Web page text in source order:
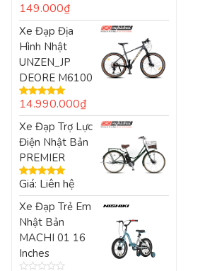
Được
xếp
hạng
5
sao
149.000₫
Xe Đạp Địa
Hình Nhật
UNZEN_JP
DEORE M6100
Được xếp
hạng5.005
sao
14.990.000₫
Xe Đạp Trợ Lực
Điện Nhật Bản
PREMIER
Được xếp
hạng5.005
sao
Giá: Liên hệ
Xe Đạp Trẻ Em
Nhật Bản
MACHI 01 16
Inches